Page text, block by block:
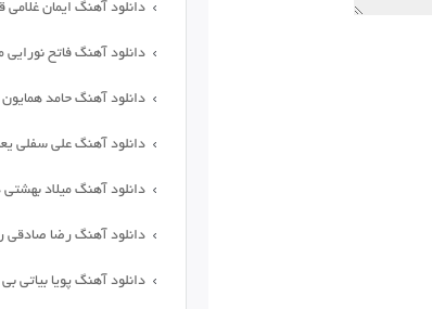
دانلود آهنگ ایمان
دانلود آهنگ فاتح
دانلود آهنگ حامد
دانلود آهنگ علی سفلی
دانلود آهنگ میلاد بهشتی
دانلود آهنگ رضا
دانلود آهنگ پویا بیاتی